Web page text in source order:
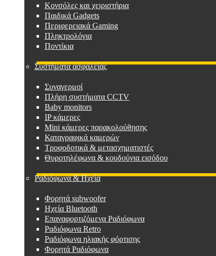
Κονσόλες και χειριστήρια
Παιδικά Gadgets
Περιφερειακά Gaming
Πληκτρολόγια
Ποντίκια
Συστήματα ασφαλείας
Συναγερμοί
Πλήρη συστήματα CCTV
Baby monitors
IP κάμερες
Mini κάμερες παρακολούθησης
Καταγραφικά καμερών
Τροφοδοτικά & μετασχηματιστές
Θυροτηλέφωνα & κουδούνια εισόδου
Ραδιόφωνα & Ηχεία
Φορητά subwoofer
Ηχεία Bluetooth
Επαναφορτιζόμενα Ραδιόφωνα
Ραδιόφωνα Retro
Ραδιόφωνα ηλιακής φόρτισης
Φορητά Ραδιόφωνα